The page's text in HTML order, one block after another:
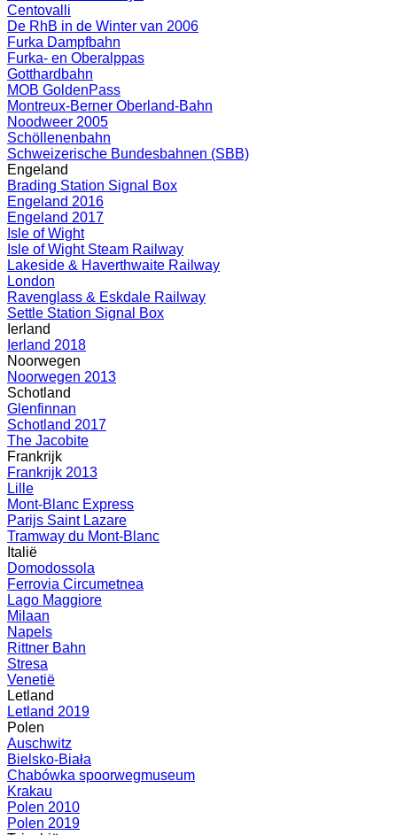
Centovalli
De RhB in de Winter van 2006
Furka Dampfbahn
Furka- en Oberalppas
Gotthardbahn
MOB GoldenPass
Montreux-Berner Oberland-Bahn
Noodweer 2005
Schöllenenbahn
Schweizerische Bundesbahnen (SBB)
Engeland
Brading Station Signal Box
Engeland 2016
Engeland 2017
Isle of Wight
Isle of Wight Steam Railway
Lakeside & Haverthwaite Railway
London
Ravenglass & Eskdale Railway
Settle Station Signal Box
Ierland
Ierland 2018
Noorwegen
Noorwegen 2013
Schotland
Glenfinnan
Schotland 2017
The Jacobite
Frankrijk
Frankrijk 2013
Lille
Mont-Blanc Express
Parijs Saint Lazare
Tramway du Mont-Blanc
Italië
Domodossola
Ferrovia Circumetnea
Lago Maggiore
Milaan
Napels
Rittner Bahn
Stresa
Venetië
Letland
Letland 2019
Polen
Auschwitz
Bielsko-Biała
Chabówka spoorwegmuseum
Krakau
Polen 2010
Polen 2019